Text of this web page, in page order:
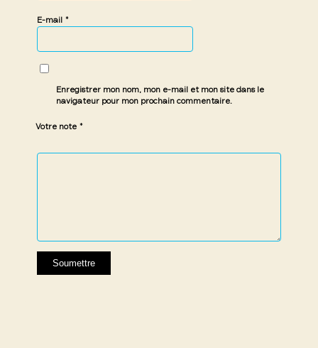
E-mail *
Enregistrer mon nom, mon e-mail et mon site dans le
navigateur pour mon prochain commentaire.
Votre note *
1 étoile
2 étoiles
3 étoiles
4 étoiles
5 étoiles